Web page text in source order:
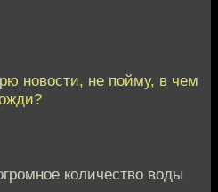
новости, не пойму, в чем
количество воды